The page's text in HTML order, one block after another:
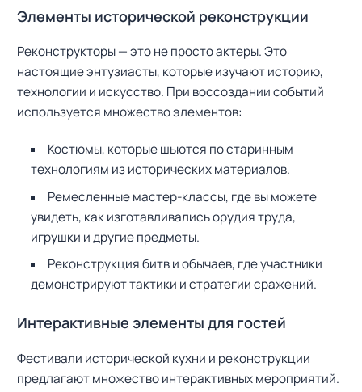
Элементы исторической реконструкции
Реконструкторы — это не просто актеры. Это
настоящие энтузиасты, которые изучают историю,
технологии и искусство. При воссоздании событий
используется множество элементов:
Костюмы, которые шьются по старинным
технологиям из исторических материалов.
Ремесленные мастер-классы, где вы можете
увидеть, как изготавливались орудия труда,
игрушки и другие предметы.
Реконструкция битв и обычаев, где участники
демонстрируют тактики и стратегии сражений.
Интерактивные элементы для гостей
Фестивали исторической кухни и реконструкции
предлагают множество интерактивных мероприятий.